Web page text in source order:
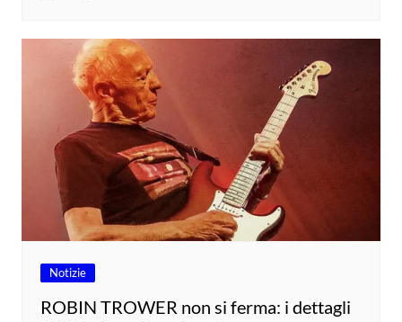
Notizie
ROBIN TROWER non si ferma: i dettagli